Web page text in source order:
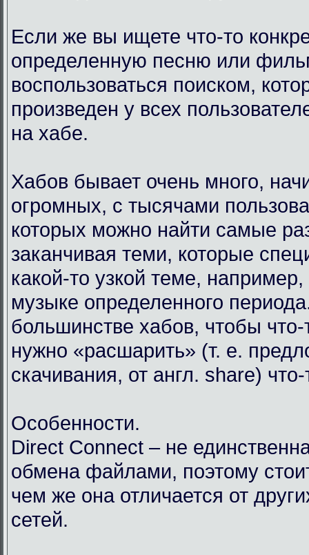
Если же вы ищете что-то
определенную песню или
воспользоваться поиском,
произведен у всех
на хабе.
Хабов бывает очень много,
огромных, с тысячами
которых можно найти самые
заканчивая теми, которые
какой-то узкой теме, например,
музыке определенного
большинстве хабов, чтобы что-
нужно «расшарить» (т. е.
скачивания, от англ. share)
Особенности.
Direct Connect – не
обмена файлами, поэтому
чем же она отличается от
сетей.